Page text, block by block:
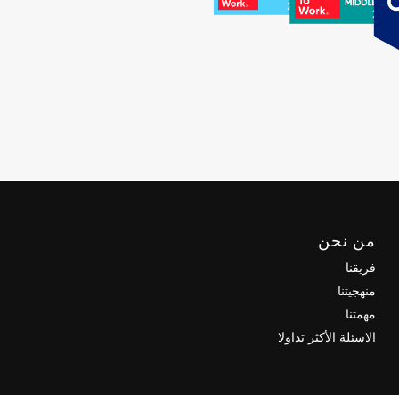
من نحن
فريقنا
منهجيتنا
مهمتنا
الاسئلة الأكثر تداولا